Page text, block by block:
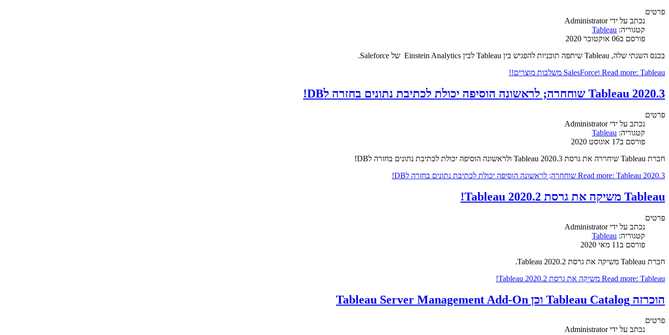
פרטים
נכתב על ידיAdministrator
קטגוריה: Tableau
פורסם ב06 אוקטובר 2020
בכנס השנתי שלה, Tableau שיתפה תוכניות להפגיש בין Tableau לבין Einstein Analytics של Saleforce.
Read more: Tableau וSalesForce משלבות מוצרים!!
Tableau 2020.3 שוחחרה; לראשונה הוסיפה יכולת לכתיבת נתונים בחזרה לDB!
פרטים
נכתב על ידיAdministrator
קטגוריה: Tableau
פורסם ב17 אוגוסט 2020
חברת Tableau שיחררה את גרסת Tableau 2020.3 ולראשונה הוסיפה יכולת לכתיבת נתונים בחזרה לDB!
Read more: Tableau 2020.3 שוחחרה; לראשונה הוסיפה יכולת לכתיבת נתונים בחזרה לDB!
Tableau משיקה את גרסת Tableau 2020.2!
פרטים
נכתב על ידיAdministrator
קטגוריה: Tableau
פורסם ב11 מאי 2020
חברת Tableau משיקה את גרסת Tableau 2020.2.
Read more: Tableau משיקה את גרסת Tableau 2020.2!
הוכרזה Tableau Catalog וכן Tableau Server Management Add-On
פרטים
נכתב על ידיAdministrator